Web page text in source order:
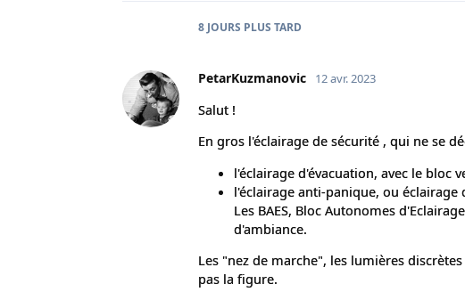
8 JOURS PLUS TARD
PetarKuzmanovic 12 avr. 2023
Salut !
En gros l'éclairage de sécurité , qui ne se
l'éclairage d'évacuation, avec le bloc
l'éclairage anti-panique, ou
Les BAES, Bloc Autonomes
d'ambiance.
Les "nez de marche", les lumières
pas la figure.